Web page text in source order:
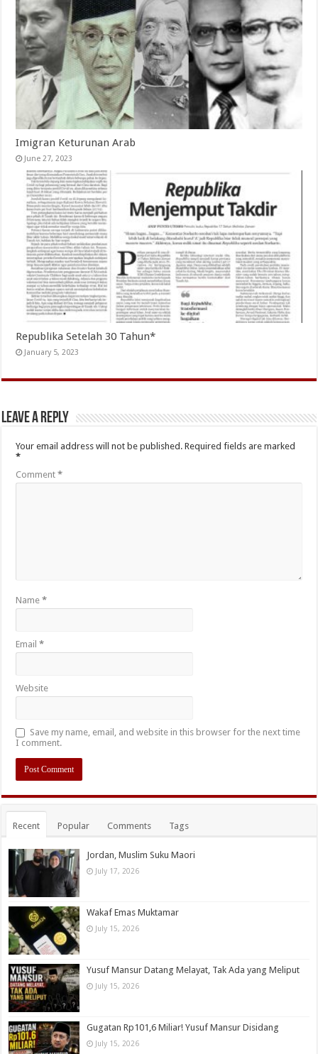
Imigran Keturunan Arab
June 27, 2023
Republika Setelah 30 Tahun*
January 5, 2023
Leave a Reply
Your email address will not be published. Required fields are marked
*
Comment*
Name*
Email*
Website
Save my name, email, and website in this browser for the next time
I comment.
Recent Popular Comments Tags
Jordan, Muslim Suku Maori
July 17, 2026
Wakaf Emas Muktamar
July 15, 2026
Yusuf Mansur Datang Melayat, Tak Ada yang Meliput
July 15, 2026
Gugatan Rp101,6 Miliar! Yusuf Mansur Disidang
July 15, 2026